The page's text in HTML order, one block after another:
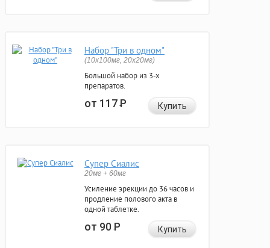
Набор "Три в одном"
(10x100мг, 20x20мг)
Большой набор из 3-х
препаратов.
от 117Р Купить
Супер Сиалис
20мг + 60мг
Усиление эрекции до 36 часов и
продление полового акта в
одной таблетке.
от 90Р Купить